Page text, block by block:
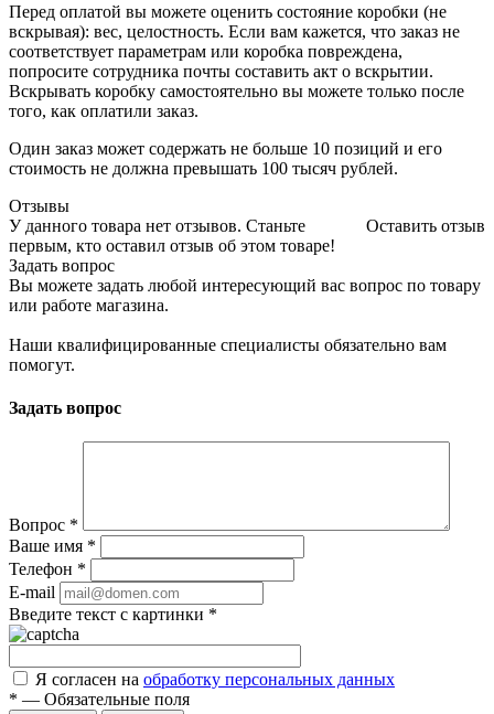
Перед оплатой вы можете оценить состояние коробки (не
вскрывая): вес, целостность. Если вам кажется, что заказ не
соответствует параметрам или коробка повреждена,
попросите сотрудника почты составить акт о вскрытии.
Вскрывать коробку самостоятельно вы можете только после
того, как оплатили заказ.
Один заказ может содержать не больше 10 позиций и его
стоимость не должна превышать 100 тысяч рублей.
Отзывы
Оставить отзыв
У данного товара нет отзывов. Станьте
первым, кто оставил отзыв об этом товаре!
Задать вопрос
Вы можете задать любой интересующий вас вопрос по товару
или работе магазина.
Наши квалифицированные специалисты обязательно вам
помогут.
Задать вопрос
Вопрос *
Ваше имя *
Телефон *
E-mail
Введите текст с картинки *
Я согласен на обработку персональных данных
* — Обязательные поля